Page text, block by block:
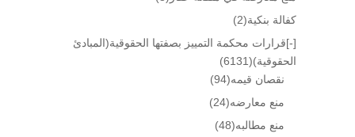
كفالة بنكية(2)
[-]قرارات محكمة التمييز بصفتها الحقوقية(المبادئ
الحقوقية)(6131)
نقصان قيمه(94)
منع معارضه(24)
منع مطالبه(48)